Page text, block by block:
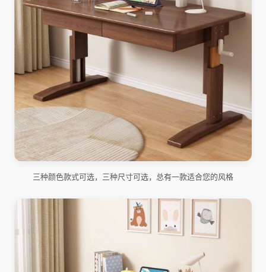
三种颜色款式可选，三种尺寸可选，总有一款适合您的风格